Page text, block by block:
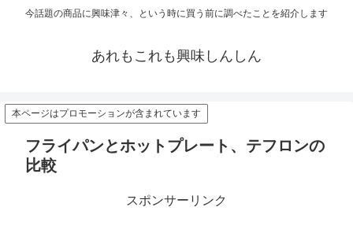
今話題の商品に興味津々、という時に買う前に調べたことを紹介します
あれもこれも興味しんしん
本ページはプロモーションが含まれています
フライパンとホットプレート、テフロンの
比較
スポンサーリンク